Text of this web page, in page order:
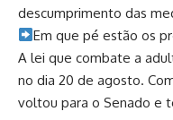
descumprimento das
​Em que pé estão os
A lei que combate a
no dia 20 de agosto.
voltou para o Senado e